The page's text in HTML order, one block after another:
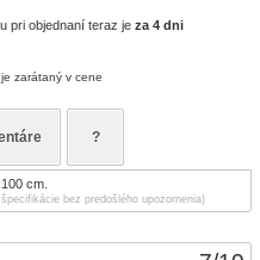
pri objednaní teraz je za 4 dni
zarátaný v cene
?
cm.
bez predošlého upozornenia)